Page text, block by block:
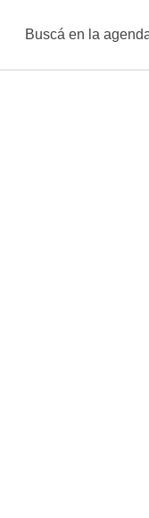
Buscá en la